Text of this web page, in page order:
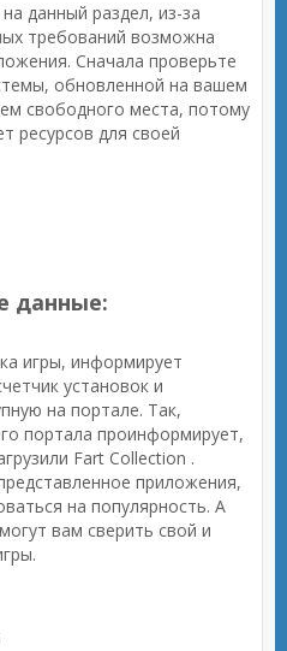
данный раздел, из-за
требований возможна
Сначала проверьте
обновленной на вашем
свободного места, потому
ресурсов для своей
данные:
игры, информирует
установок и
на портале. Так,
портала проинформирует,
Fart Collection .
приложения,
на популярность. А
вам сверить свой и